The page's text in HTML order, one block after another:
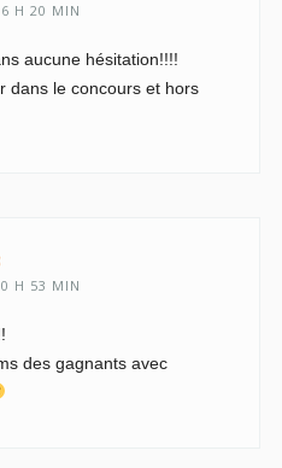
H 20 MIN
aucune hésitation!!!!
dans le concours et hors
H 53 MIN
des gagnants avec